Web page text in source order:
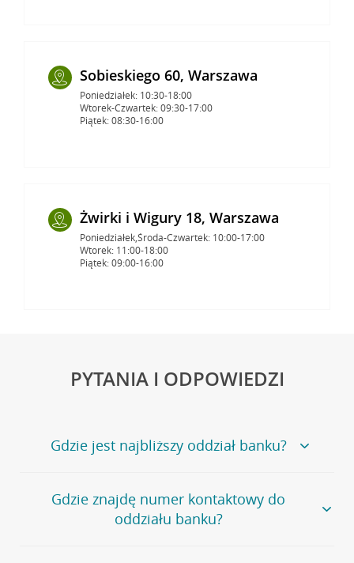
Sobieskiego 60, Warszawa
Poniedziałek: 10:30-18:00
Wtorek-Czwartek: 09:30-17:00
Piątek: 08:30-16:00
Żwirki i Wigury 18, Warszawa
Poniedziałek,Środa-Czwartek: 10:00-17:00
Wtorek: 11:00-18:00
Piątek: 09:00-16:00
PYTANIA I ODPOWIEDZI
Gdzie jest najbliższy oddział banku?
Jeśli szukasz oddziału naszego banku, zapraszamy na
stronęPlacówki i bankomaty, na której znajduje się
wygodna wyszukiwarka.
Gdzie znajdę numer kontaktowy do
oddziału banku?